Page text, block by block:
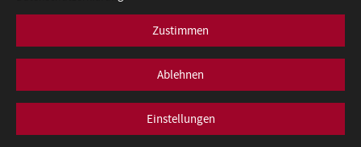
Zustimmen
Ablehnen
Einstellungen